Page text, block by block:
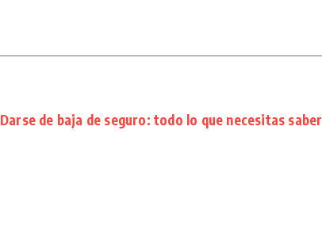
Darse de baja de seguro: todo lo que necesitas saber